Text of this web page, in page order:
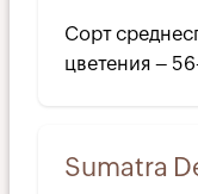
Сорт
цветения –
Sumatra